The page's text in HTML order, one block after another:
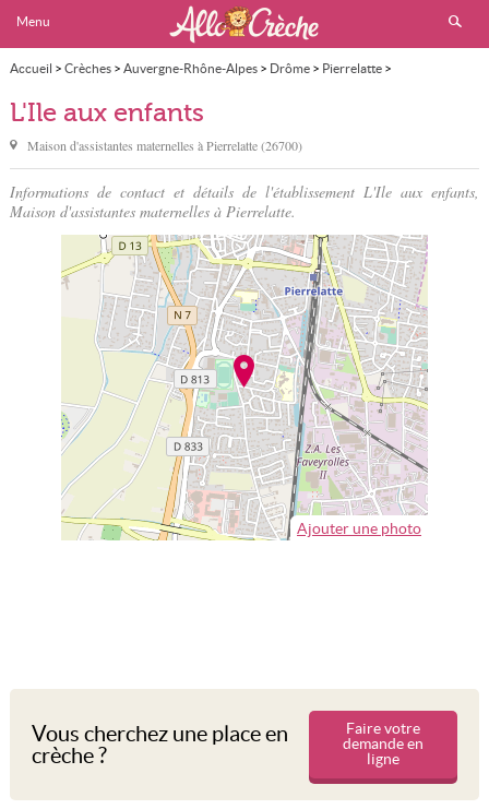
Menu
Accueil > Crèches> Auvergne-Rhône-Alpes> Drôme> Pierrelatte>
L'Ile aux enfants
L'Ile aux enfants
Maison d'assistantes maternelles àPierrelatte(26700)
Informations de contact et détails de l'établissement L'Ile aux enfants,
Maison d'assistantes maternelles à Pierrelatte.
Ajouter une photo
Vous cherchez une place en
crèche ?
Faire votre
demande en
ligne